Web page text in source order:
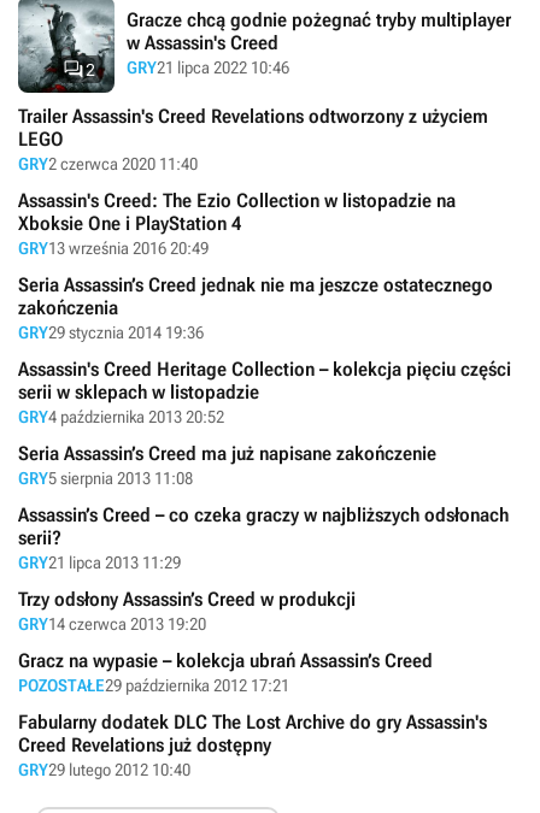
2
Gracze chcą godnie pożegnać tryby multiplayer
w Assassin's Creed
GRY21 lipca 2022 10:46
Trailer Assassin's Creed Revelations odtworzony z użyciem
LEGO
GRY2 czerwca 2020 11:40
Assassin's Creed: The Ezio Collection w listopadzie na
Xboksie One i PlayStation 4
GRY13 września 2016 20:49
Seria Assassin’s Creed jednak nie ma jeszcze ostatecznego
zakończenia
GRY29 stycznia 2014 19:36
Assassin's Creed Heritage Collection – kolekcja pięciu części
serii w sklepach w listopadzie
GRY4 października 2013 20:52
Seria Assassin’s Creed ma już napisane zakończenie
GRY5 sierpnia 2013 11:08
Assassin’s Creed – co czeka graczy w najbliższych odsłonach
serii?
GRY21 lipca 2013 11:29
Trzy odsłony Assassin’s Creed w produkcji
GRY14 czerwca 2013 19:20
Gracz na wypasie – kolekcja ubrań Assassin’s Creed
POZOSTAŁE29 października 2012 17:21
Fabularny dodatek DLC The Lost Archive do gry Assassin's
Creed Revelations już dostępny
GRY29 lutego 2012 10:40